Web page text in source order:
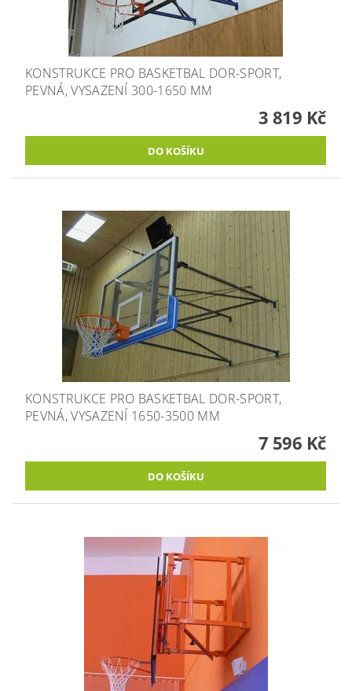
KONSTRUKCE PRO BASKETBAL DOR-SPORT,
PEVNÁ, VYSAZENÍ 300-1650 MM
3 819 Kč
KONSTRUKCE PRO BASKETBAL DOR-SPORT,
PEVNÁ, VYSAZENÍ 1650-3500 MM
7 596 Kč